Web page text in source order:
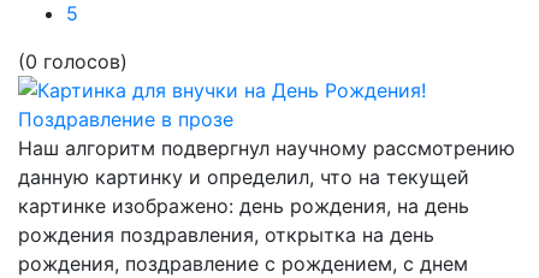
5
(0 голосов)
Наш алгоритм подвергнул научному рассмотрению
данную картинку и определил, что на текущей
картинке изображено: день рождения, на день
рождения поздравления, открытка на день
рождения, поздравление с рождением, с днем